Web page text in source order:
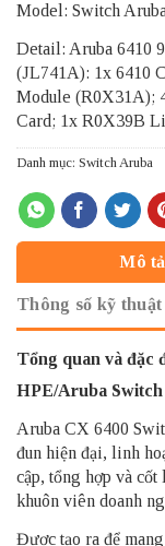
Model: Switch
Detail: Aruba 6410
(JL741A): 1x 6410
Module (R0X31A);
Card; 1x R0X39B
Danh mục: Switch Aruba
Mô tả
Thông số kỹ thuật
Tổng quan và đặc
HPE/Aruba Switch
Aruba CX 6400
đun hiện đại, linh
cập, tổng hợp và
khuôn viên doanh
Được tạo ra để